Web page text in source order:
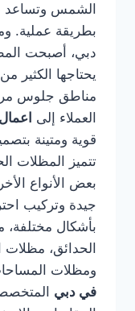
الشمس وتساعد
بطريقة عملية.
دبي، أصبحت
يحتاجها الكثير
مناطق جلوس
العملاء إلى
قوية ومتينة
تتميز المظلات
بعض الأنواع
جيدة وتركيب
بأشكال
الحدائق،
ومظلات
في دبي